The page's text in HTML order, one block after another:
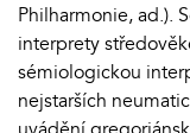
Philharmonie, ad.).
interprety
sémiologickou
nejstarších